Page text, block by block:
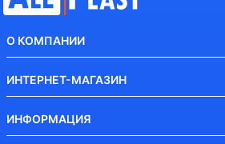
О КОМПАНИИ
ИНТЕРНЕТ-МАГАЗИН
ИНФОРМАЦИЯ